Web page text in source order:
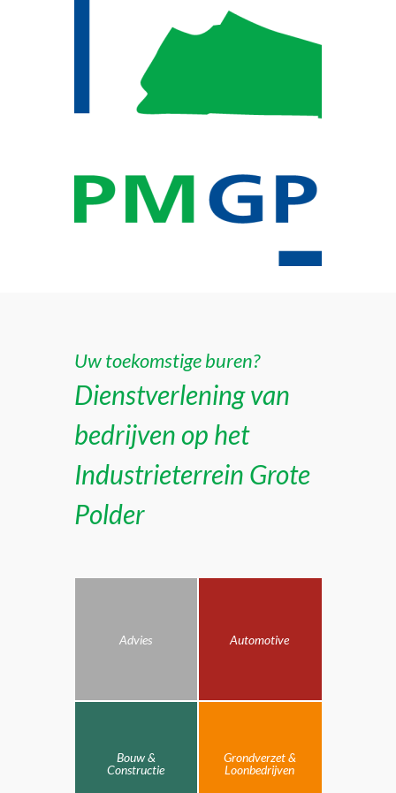
Uw toekomstige buren?
Dienstverlening van
bedrijven op het
Industrieterrein Grote
Polder
Advies Automotive
Bouw &
Constructie
Grondverzet &
Loonbedrijven